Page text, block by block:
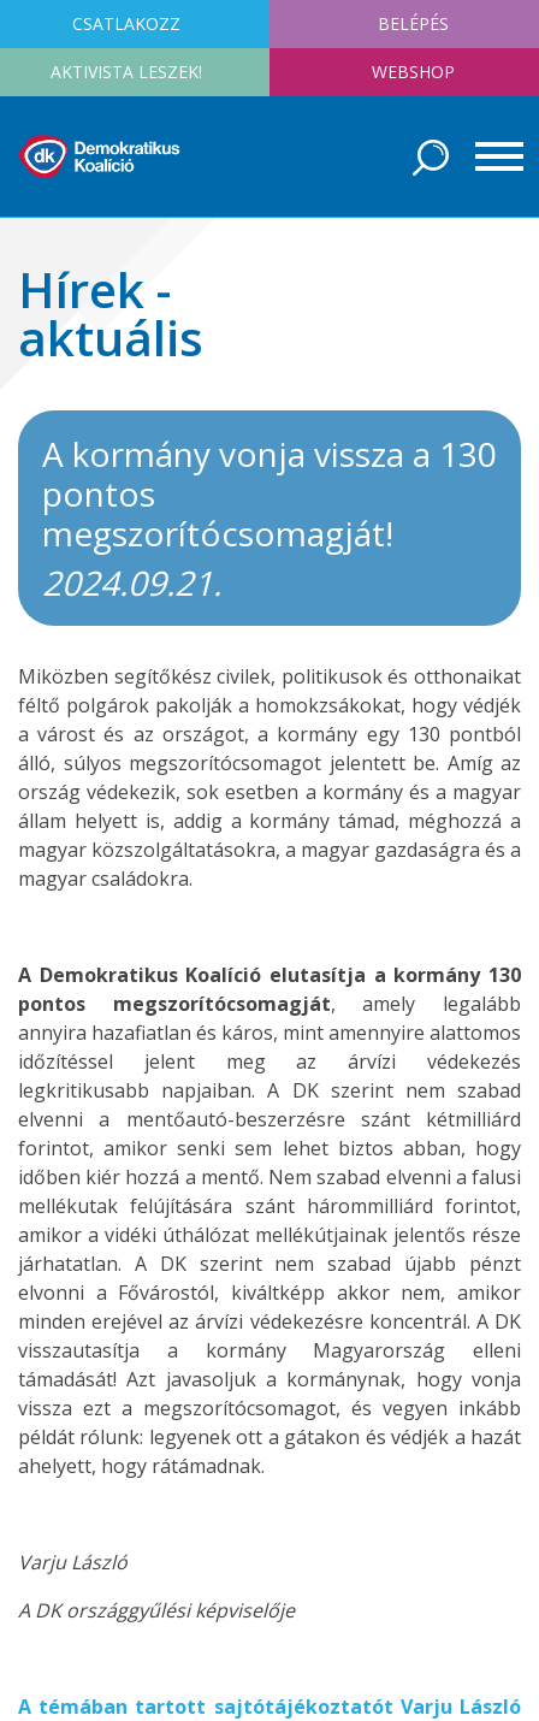
CSATLAKOZZ BELÉPÉS
AKTIVISTA LESZEK! WEBSHOP
Hírek -
aktuális
A kormány vonja vissza a 130
pontos
megszorítócsomagját!
2024.09.21.
Miközben segítőkész civilek, politikusok és otthonaikat
féltő polgárok pakolják a homokzsákokat, hogy védjék
a várost és az országot, a kormány egy 130 pontból
álló, súlyos megszorítócsomagot jelentett be. Amíg az
ország védekezik, sok esetben a kormány és a magyar
állam helyett is, addig a kormány támad, méghozzá a
magyar közszolgáltatásokra, a magyar gazdaságra és a
magyar családokra.
A Demokratikus Koalíció elutasítja a kormány 130
pontos megszorítócsomagját, amely legalább
annyira hazafiatlan és káros, mint amennyire alattomos
időzítéssel jelent meg az árvízi védekezés
legkritikusabb napjaiban. A DK szerint nem szabad
elvenni a mentőautó-beszerzésre szánt kétmilliárd
forintot, amikor senki sem lehet biztos abban, hogy
időben kiér hozzá a mentő. Nem szabad elvenni a falusi
mellékutak felújítására szánt hárommilliárd forintot,
amikor a vidéki úthálózat mellékútjainak jelentős része
járhatatlan. A DK szerint nem szabad újabb pénzt
elvonni a Fővárostól, kiváltképp akkor nem, amikor
minden erejével az árvízi védekezésre koncentrál. A DK
visszautasítja a kormány Magyarország elleni
támadását! Azt javasoljuk a kormánynak, hogy vonja
vissza ezt a megszorítócsomagot, és vegyen inkább
példát rólunk: legyenek ott a gátakon és védjék a hazát
ahelyett, hogy rátámadnak.
Varju László
A DK országgyűlési képviselője
A témában tartott sajtótájékoztatót Varju László